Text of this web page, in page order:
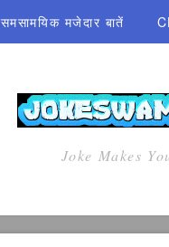
समसामयिक मजेदार बातें
Joke Makes